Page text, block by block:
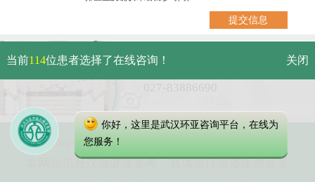
武汉市硚口区解放大道479号
免费电话：
Copyright 2023 武汉环亚中医白癜风医院
本网站信息仅做健康参考，具体诊疗请遵医师意见
当前114位患者选择了在线咨询！ 关闭
你好，这里是武汉环亚咨询平台，在线为
您服务！